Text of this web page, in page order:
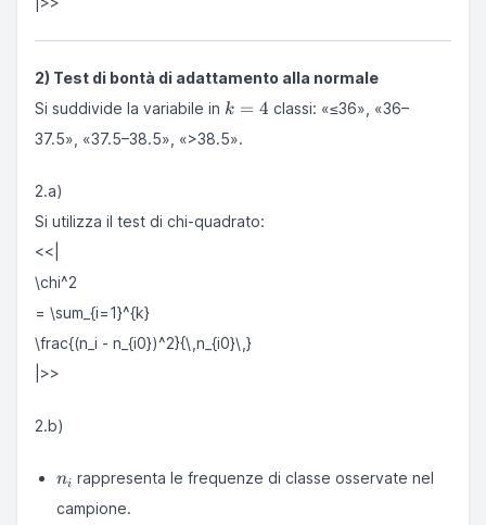
2) Test di bontà di adattamento alla normale
Si suddivide la variabile in k
4
k = 4 classi: «≤36», «36–
37.5», «37.5–38.5», «>38.5».
2.a)
Si utilizza il test di chi-quadrato:
<<|
\chi^2
= \sum_{i=1}^{k}
\frac{(n_i - n_{i0})^2}{\,n_{i0}\,}
|>>
2.b)
n_i
ni rappresenta le frequenze di classe osservate nel
campione.